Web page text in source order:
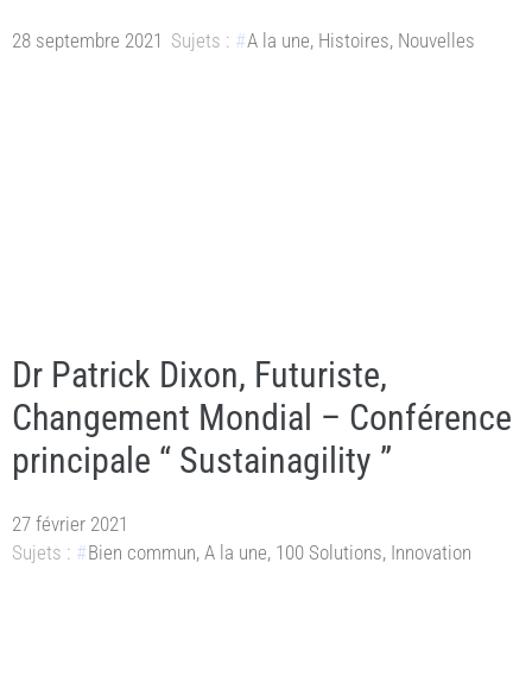
28 septembre 2021 Sujets : A la une, Histoires, Nouvelles
Dr Patrick Dixon, Futuriste,
Changement Mondial – Conférence
principale “ Sustainagility ”
27 février 2021
Sujets :
Bien commun, A la une, 100 Solutions, Innovation